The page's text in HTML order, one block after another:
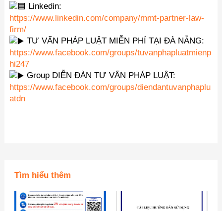
Linkedin:
https://www.linkedin.com/company/mmt-partner-law-
firm/
TƯ VẤN PHÁP LUẬT MIỄN PHÍ TẠI ĐÀ NẴNG:
https://www.facebook.com/groups/tuvanphapluatmienp
hi247
Group DIỄN ĐÀN TƯ VẤN PHÁP LUẬT:
https://www.facebook.com/groups/diendantuvanphaplu
atdn
Tìm hiểu thêm